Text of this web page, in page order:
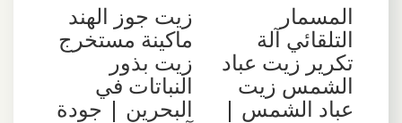
المسمار
التلقائي آلة
تكرير زيت عباد
الشمس زيت
عباد الشمس |
زيت جوز الهند
ماكينة مستخرج
زيت بذور
النباتات في
البحرين | جودة